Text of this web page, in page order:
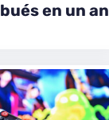
en un an